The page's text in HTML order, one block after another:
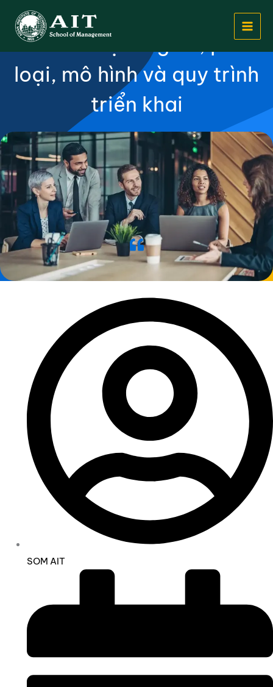
Quản trị sự thay đổi trong
tổ chức: định nghĩa, phân
loại, mô hình và quy trình
triển khai
SOM AIT